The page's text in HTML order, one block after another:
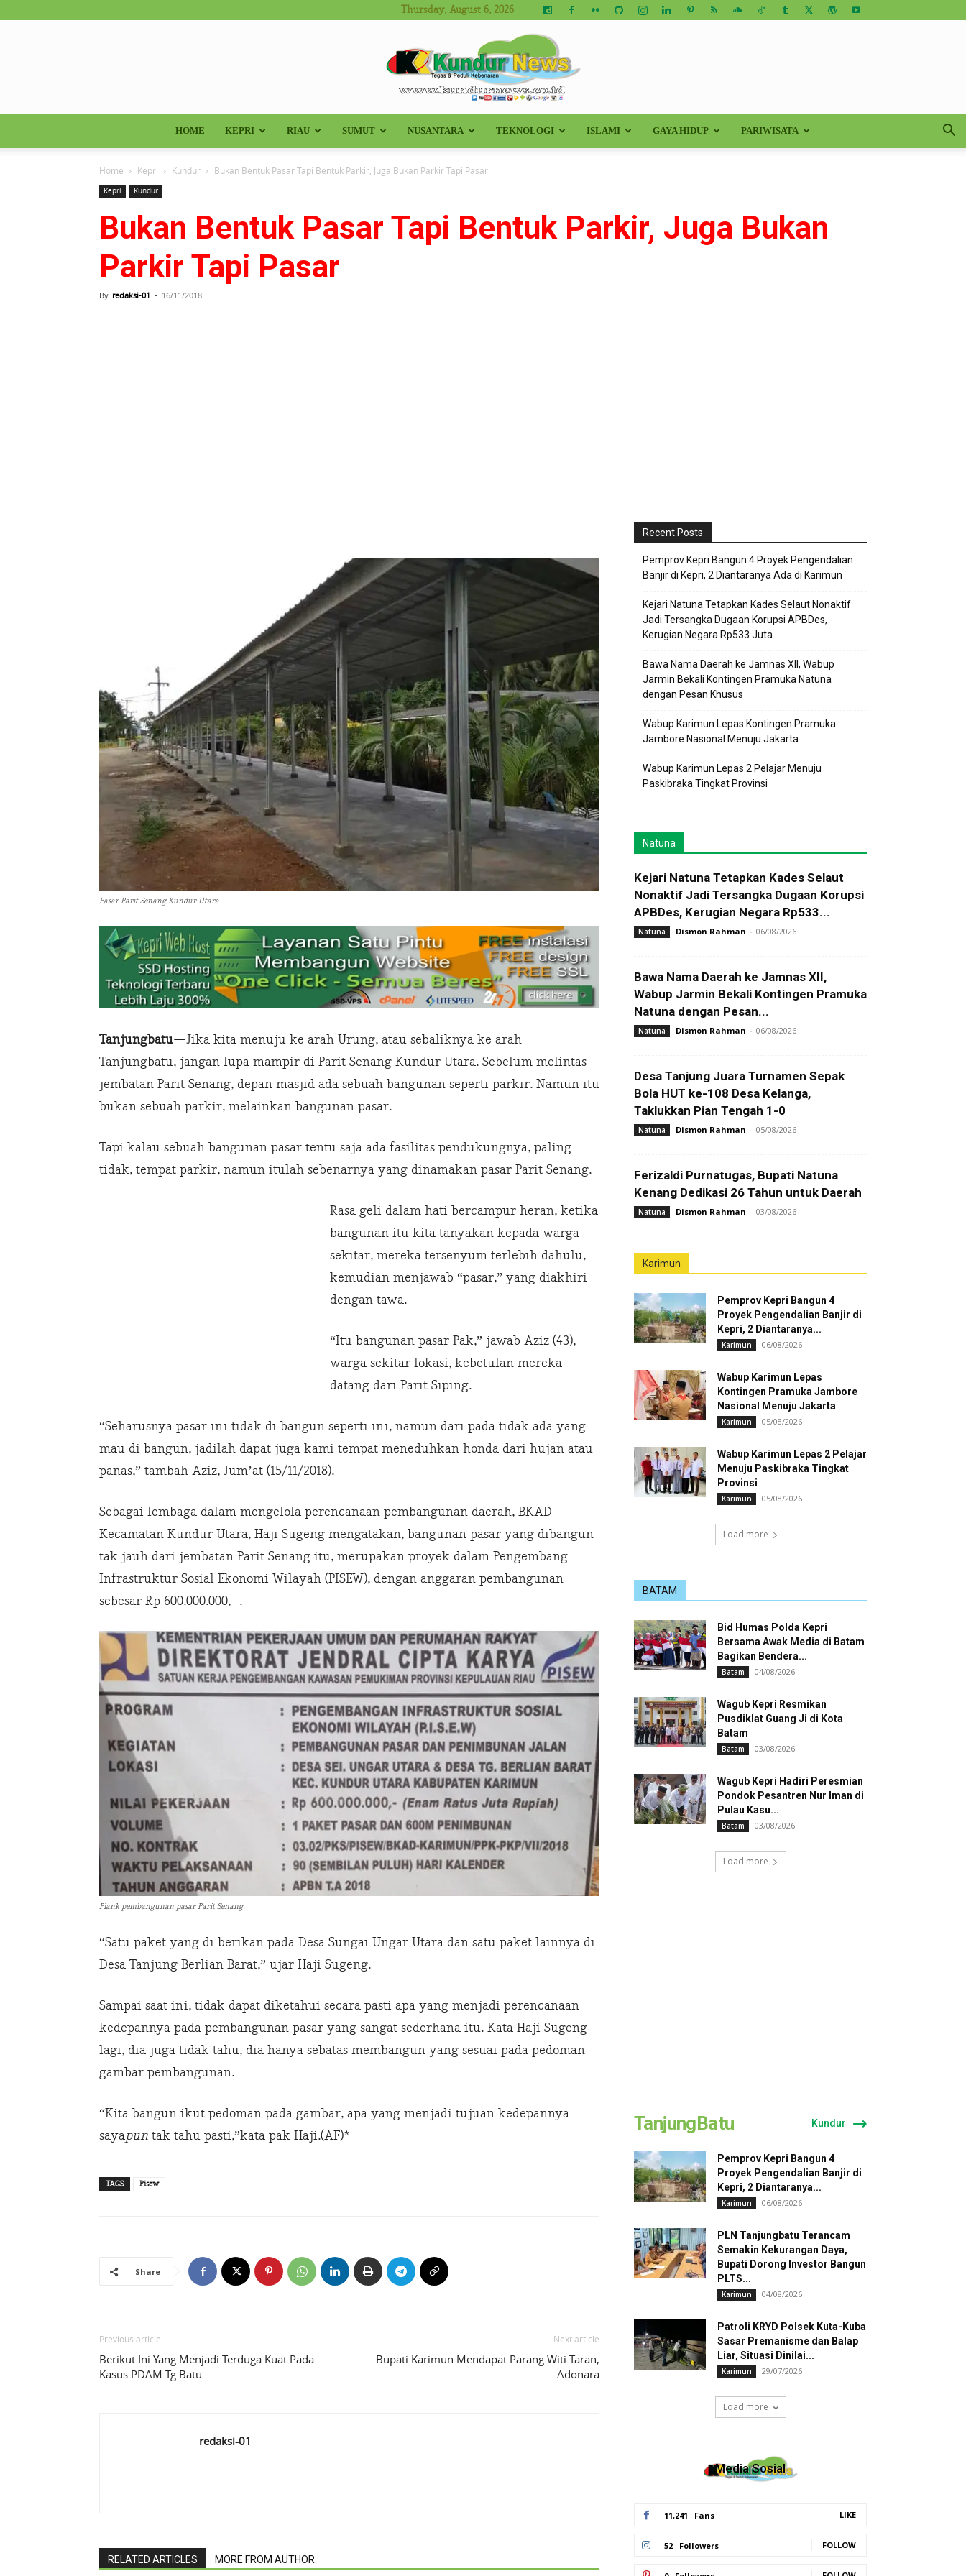
Thursday, August 6, 2026
Kundur
News
HOME KEPRI RIAU SUMUT NUSANTARA TEKNOLOGI ISLAMI GAYA HIDUP PARIWISATA
Home Kepri Kundur Bukan Bentuk Pasar Tapi Bentuk Parkir, Juga Bukan Parkir Tapi Pasar
Kepri Kundur
Bukan Bentuk Pasar Tapi Bentuk Parkir, Juga Bukan
Parkir Tapi Pasar
By redaksi-01 - 16/11/2018
Pasar Parit Senang Kundur Utara
Tanjungbatu—Jika kita menuju ke arah Urung, atau sebaliknya ke arah
Tanjungbatu, jangan lupa mampir di Parit Senang Kundur Utara. Sebelum melintas
jembatan Parit Senang, depan masjid ada sebuah bangunan seperti parkir. Namun itu
bukan sebuah parkir, melainkan bangunan pasar.
Tapi kalau sebuah bangunan pasar tentu saja ada fasilitas pendukungnya, paling
tidak, tempat parkir, namun itulah sebenarnya yang dinamakan pasar Parit Senang.
Rasa geli dalam hati bercampur heran, ketika
bangunan itu kita tanyakan kepada warga
sekitar, mereka tersenyum terlebih dahulu,
kemudian menjawab “pasar,” yang diakhiri
dengan tawa.
“Itu bangunan pasar Pak,” jawab Aziz (43),
warga sekitar lokasi, kebetulan mereka
datang dari Parit Siping.
“Seharusnya pasar ini tidak di bangun seperti ini, namun dari pada tidak ada yang
mau di bangun, jadilah dapat juga kami tempat meneduhkan honda dari hujan atau
panas,” tambah Aziz, Jum’at (15/11/2018).
Sebagai lembaga dalam mengelola perencanaan pembangunan daerah, BKAD
Kecamatan Kundur Utara, Haji Sugeng mengatakan, bangunan pasar yang dibangun
tak jauh dari jembatan Parit Senang itu, merupakan proyek dalam Pengembang
Infrastruktur Sosial Ekonomi Wilayah (PISEW), dengan anggaran pembangunan
sebesar Rp 600.000.000,- .
Plank pembangunan pasar Parit Senang.
“Satu paket yang di berikan pada Desa Sungai Ungar Utara dan satu paket lainnya di
Desa Tanjung Berlian Barat,” ujar Haji Sugeng.
Sampai saat ini, tidak dapat diketahui secara pasti apa yang menjadi perencanaan
kedepannya pada pembangunan pasar yang sangat sederhana itu. Kata Haji Sugeng
lagi, dia juga tidak tahu, dia hanya sebatas membangun yang sesuai pada pedoman
gambar pembangunan.
“Kita bangun ikut pedoman pada gambar, apa yang menjadi tujuan kedepannya
sayapun tak tahu pasti,”kata pak Haji.(AF)*
TAGS Pisew
Share
Previous article
Berikut Ini Yang Menjadi Terduga Kuat Pada
Kasus PDAM Tg Batu
Next article
Bupati Karimun Mendapat Parang Witi Taran,
Adonara
redaksi-01
RELATED ARTICLES MORE FROM AUTHOR
Recent Posts
Pemprov Kepri Bangun 4 Proyek Pengendalian
Banjir di Kepri, 2 Diantaranya Ada di Karimun
Kejari Natuna Tetapkan Kades Selaut Nonaktif
Jadi Tersangka Dugaan Korupsi APBDes,
Kerugian Negara Rp533 Juta
Bawa Nama Daerah ke Jamnas XII, Wabup
Jarmin Bekali Kontingen Pramuka Natuna
dengan Pesan Khusus
Wabup Karimun Lepas Kontingen Pramuka
Jambore Nasional Menuju Jakarta
Wabup Karimun Lepas 2 Pelajar Menuju
Paskibraka Tingkat Provinsi
Natuna
Kejari Natuna Tetapkan Kades Selaut
Nonaktif Jadi Tersangka Dugaan Korupsi
APBDes, Kerugian Negara Rp533...
Natuna Dismon Rahman - 06/08/2026
Bawa Nama Daerah ke Jamnas XII,
Wabup Jarmin Bekali Kontingen Pramuka
Natuna dengan Pesan...
Natuna Dismon Rahman - 06/08/2026
Desa Tanjung Juara Turnamen Sepak
Bola HUT ke-108 Desa Kelanga,
Taklukkan Pian Tengah 1-0
Natuna Dismon Rahman - 05/08/2026
Ferizaldi Purnatugas, Bupati Natuna
Kenang Dedikasi 26 Tahun untuk Daerah
Natuna Dismon Rahman - 03/08/2026
Karimun
Pemprov Kepri Bangun 4
Proyek Pengendalian Banjir di
Kepri, 2 Diantaranya...
Karimun 06/08/2026
Wabup Karimun Lepas
Kontingen Pramuka Jambore
Nasional Menuju Jakarta
Karimun 05/08/2026
Wabup Karimun Lepas 2 Pelajar
Menuju Paskibraka Tingkat
Provinsi
Karimun 05/08/2026
Load more
BATAM
Bid Humas Polda Kepri
Bersama Awak Media di Batam
Bagikan Bendera...
Batam 04/08/2026
Wagub Kepri Resmikan
Pusdiklat Guang Ji di Kota
Batam
Batam 03/08/2026
Wagub Kepri Hadiri Peresmian
Pondok Pesantren Nur Iman di
Pulau Kasu...
Batam 03/08/2026
Load more
TanjungBatu Kundur
Pemprov Kepri Bangun 4
Proyek Pengendalian Banjir di
Kepri, 2 Diantaranya...
Karimun 06/08/2026
PLN Tanjungbatu Terancam
Semakin Kekurangan Daya,
Bupati Dorong Investor Bangun
PLTS...
Karimun 04/08/2026
Patroli KRYD Polsek Kuta-Kuba
Sasar Premanisme dan Balap
Liar, Situasi Dinilai...
Karimun 29/07/2026
Load more
Media Sosial
11,241 Fans LIKE
52 Followers FOLLOW